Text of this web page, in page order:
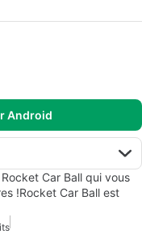
Android
Car Ball qui vous
!Rocket Car Ball est